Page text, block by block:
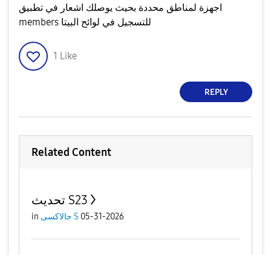
اجهزة لمناطق محددة بحيث يوصلك اشعار في تطبيق
members للتسجيل في لوائح البيتا
1 Like
REPLY
Related Content
تحديث S23
in جالاكسى S 05-31-2026